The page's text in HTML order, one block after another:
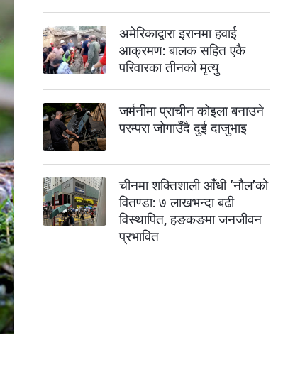
अमेरिकाद्वारा इरानमा हवाई
आक्रमण: बालक सहित एकै
परिवारका तीनको मृत्यु
जर्मनीमा प्राचीन कोइला बनाउने
परम्परा जोगाउँदै दुई दाजुभाइ
चीनमा शक्तिशाली आँधी ‘नौल’को
वितण्डा: ७ लाखभन्दा बढी
विस्थापित, हङकङमा जनजीवन
प्रभावित